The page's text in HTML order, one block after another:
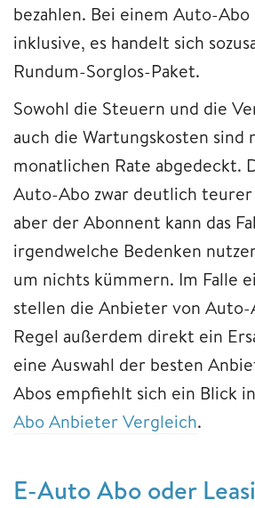
bezahlen. Bei einem Auto-Abo
inklusive, es handelt sich
Rundum-Sorglos-Paket.
Sowohl die Steuern und die
auch die Wartungskosten sind
monatlichen Rate abgedeckt.
Auto-Abo zwar deutlich teurer
aber der Abonnent kann das
irgendwelche Bedenken
um nichts kümmern. Im Falle
stellen die Anbieter von Auto-
Regel außerdem direkt ein
eine Auswahl der besten
Abos empfiehlt sich ein Blick
Abo Anbieter Vergleich.
E-Auto Abo oder